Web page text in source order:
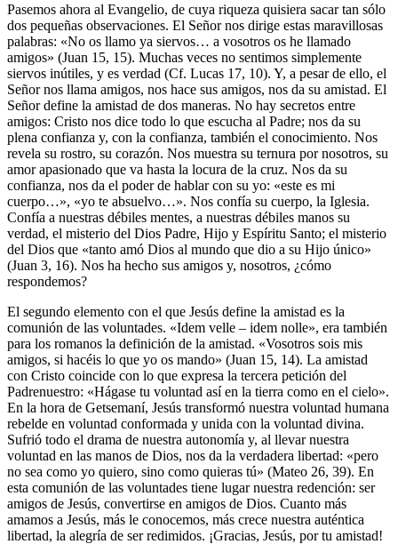
Pasemos ahora al Evangelio, de cuya riqueza quisiera sacar tan sólo
dos pequeñas observaciones. El Señor nos dirige estas maravillosas
palabras: «No os llamo ya siervos… a vosotros os he llamado
amigos» (Juan 15, 15). Muchas veces no sentimos simplemente
siervos inútiles, y es verdad (Cf. Lucas 17, 10). Y, a pesar de ello, el
Señor nos llama amigos, nos hace sus amigos, nos da su amistad. El
Señor define la amistad de dos maneras. No hay secretos entre
amigos: Cristo nos dice todo lo que escucha al Padre; nos da su
plena confianza y, con la confianza, también el conocimiento. Nos
revela su rostro, su corazón. Nos muestra su ternura por nosotros, su
amor apasionado que va hasta la locura de la cruz. Nos da su
confianza, nos da el poder de hablar con su yo: «este es mi
cuerpo…», «yo te absuelvo…». Nos confía su cuerpo, la Iglesia.
Confía a nuestras débiles mentes, a nuestras débiles manos su
verdad, el misterio del Dios Padre, Hijo y Espíritu Santo; el misterio
del Dios que «tanto amó Dios al mundo que dio a su Hijo único»
(Juan 3, 16). Nos ha hecho sus amigos y, nosotros, ¿cómo
respondemos?
El segundo elemento con el que Jesús define la amistad es la
comunión de las voluntades. «Idem velle – idem nolle», era también
para los romanos la definición de la amistad. «Vosotros sois mis
amigos, si hacéis lo que yo os mando» (Juan 15, 14). La amistad
con Cristo coincide con lo que expresa la tercera petición del
Padrenuestro: «Hágase tu voluntad así en la tierra como en el cielo».
En la hora de Getsemaní, Jesús transformó nuestra voluntad humana
rebelde en voluntad conformada y unida con la voluntad divina.
Sufrió todo el drama de nuestra autonomía y, al llevar nuestra
voluntad en las manos de Dios, nos da la verdadera libertad: «pero
no sea como yo quiero, sino como quieras tú» (Mateo 26, 39). En
esta comunión de las voluntades tiene lugar nuestra redención: ser
amigos de Jesús, convertirse en amigos de Dios. Cuanto más
amamos a Jesús, más le conocemos, más crece nuestra auténtica
libertad, la alegría de ser redimidos. ¡Gracias, Jesús, por tu amistad!